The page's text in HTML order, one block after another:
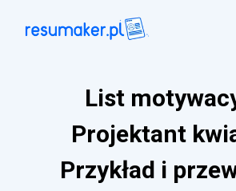
List
Projektant
Przykład i